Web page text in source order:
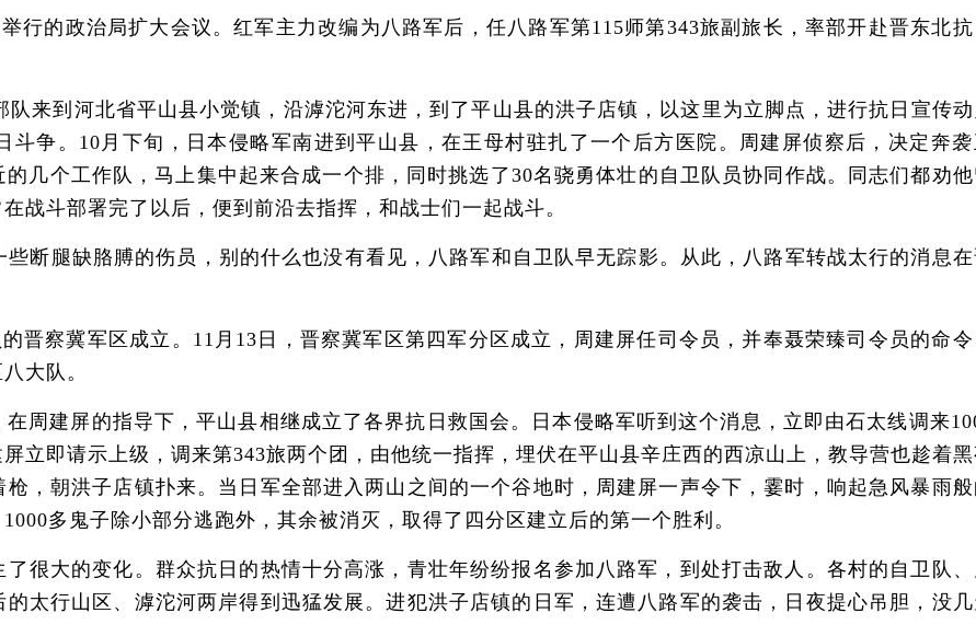
的政治局扩大会议。红军主力改编为八路军后，任八路军第115师第343旅副旅长，率部开赴晋东北
到河北省平山县小觉镇，沿滹沱河东进，到了平山县的洪子店镇，以这里为立脚点，进行抗日宣传
争。10月下旬，日本侵略军南进到平山县，在王母村驻扎了一个后方医院。周建屏侦察后，决定奔
几个工作队，马上集中起来合成一个排，同时挑选了30名骁勇体壮的自卫队员协同作战。同志们都劝
战斗部署完了以后，便到前沿去指挥，和战士们一起战斗。
腿缺胳膊的伤员，别的什么也没有看见，八路军和自卫队早无踪影。从此，八路军转战太行的消息
察冀军区成立。11月13日，晋察冀军区第四军分区成立，周建屏任司令员，并奉聂荣臻司令员的命
大队。
建屏的指导下，平山县相继成立了各界抗日救国会。日本侵略军听到这个消息，立即由石太线调来
立即请示上级，调来第343旅两个团，由他统一指挥，埋伏在平山县辛庄西的西凉山上，教导营也趁着
，朝洪子店镇扑来。当日军全部进入两山之间的一个谷地时，周建屏一声令下，霎时，响起急风暴雨
多鬼子除小部分逃跑外，其余被消灭，取得了四分区建立后的第一个胜利。
大的变化。群众抗日的热情十分高涨，青壮年纷纷报名参加八路军，到处打击敌人。各村的自卫队
太行山区、滹沱河两岸得到迅猛发展。进犯洪子店镇的日军，连遭八路军的袭击，日夜提心吊胆，没